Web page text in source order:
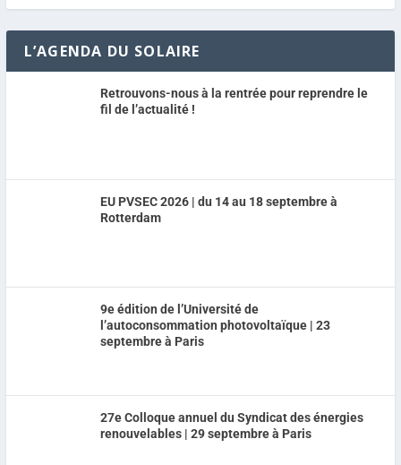
L’AGENDA DU SOLAIRE
Retrouvons-nous à la rentrée pour reprendre le
fil de l’actualité !
EU PVSEC 2026 | du 14 au 18 septembre à
Rotterdam
9e édition de l’Université de
l’autoconsommation photovoltaïque | 23
septembre à Paris
27e Colloque annuel du Syndicat des énergies
renouvelables | 29 septembre à Paris